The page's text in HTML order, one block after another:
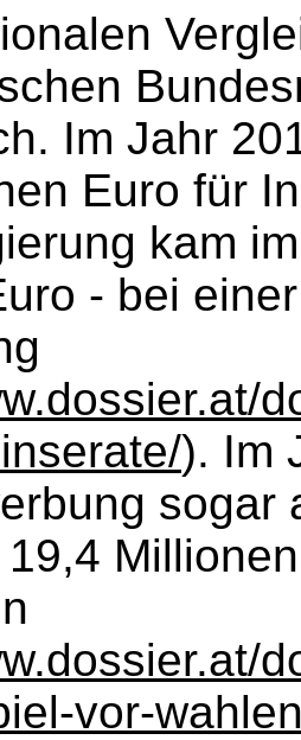
Im Jahr
Euro für
kam
- bei
). Im
sogar
vor-